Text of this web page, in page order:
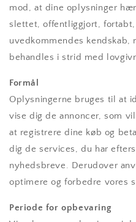
mod, at dine oplysninger
slettet, offentliggjort,
uvedkommendes kendskab,
behandles i strid med
Formål
Oplysningerne bruges til at
vise dig de annoncer, som
at registrere dine køb og
dig de services, du har
nyhedsbreve. Derudover
optimere og forbedre vores
Periode for opbevaring